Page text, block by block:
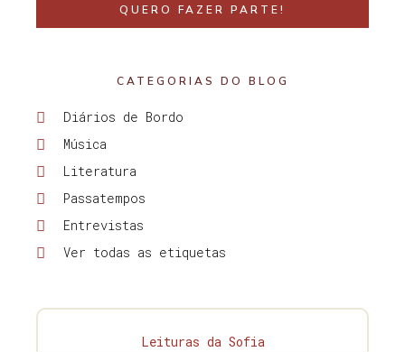
QUERO FAZER PARTE!
CATEGORIAS DO BLOG
Diários de Bordo
Música
Literatura
Passatempos
Entrevistas
Ver todas as etiquetas
Leituras da Sofia